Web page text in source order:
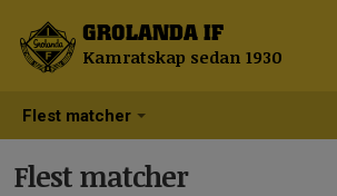
Flest matcher
GROLANDA IF
Kamratskap sedan 1930
Flest matcher